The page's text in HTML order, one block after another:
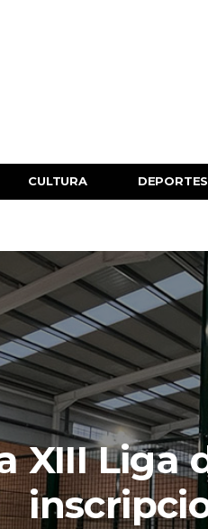
CULTURA DEPORTES
XIII Liga